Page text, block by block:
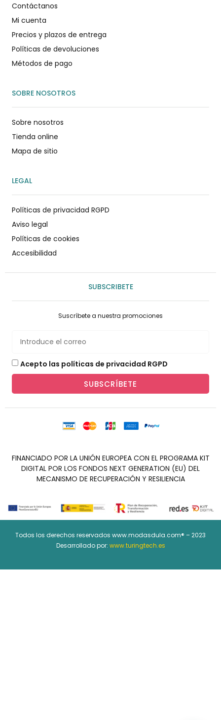
Contáctanos
Mi cuenta
Precios y plazos de entrega
Políticas de devoluciones
Métodos de pago
SOBRE NOSOTROS
Sobre nosotros
Tienda online
Mapa de sitio
LEGAL
Políticas de privacidad RGPD
Aviso legal
Políticas de cookies
Accesibilidad
SUBSCRIBETE
Suscríbete a nuestra promociones
Acepto las políticas de privacidad RGPD
SUBSCRÍBETE
FINANCIADO POR LA UNIÓN EUROPEA CON EL PROGRAMA KIT
DIGITAL POR LOS FONDOS NEXT GENERATION (EU) DEL
MECANISMO DE RECUPERACIÓN Y RESILIENCIA
Todos los derechos reservados www.modasdula.com® – 2023
Desarrollado por: www.turingtech.es